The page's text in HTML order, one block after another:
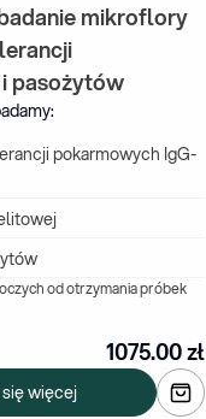
mikroflory
pasożytów
pokarmowych IgG-
od otrzymania próbek
1075.00zł
więcej